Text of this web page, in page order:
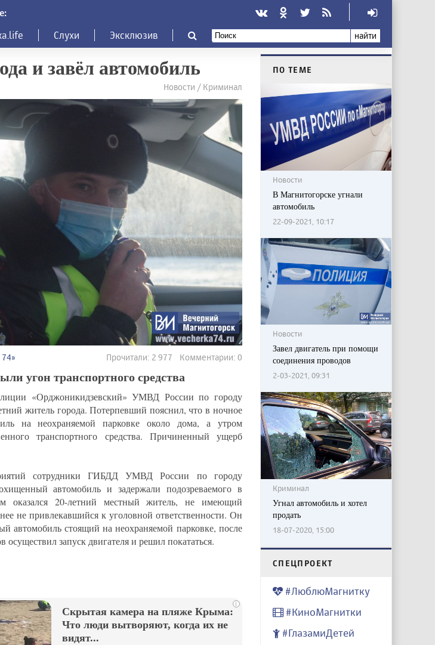
Слухи Эксклюзив найти
и завёл автомобиль
Новости / Криминал
Прочитали: 2 977 Комментарии: 0
угон транспортного средства
«Орджоникидзевский» УМВД России по городу
житель города. Потерпевший пояснил, что в ночное
на неохраняемой парковке около дома, а утром
транспортного средства. Причиненный ущерб
сотрудники ГИБДД УМВД России по городу
автомобиль и задержали подозреваемого в
оказался 20-летний местный житель, не имеющий
не привлекавшийся к уголовной ответственности. Он
автомобиль стоящий на неохраняемой парковке, после
осуществил запуск двигателя и решил покататься.
i
Скрытая камера на пляже Крыма:
Что люди вытворяют, когда их не
видят...
ПО ТЕМЕ
Новости
В Магнитогорске угнали
автомобиль
22-09-2021, 10:17
Новости
Завел двигатель при помощи
соединения проводов
2-03-2021, 09:31
Криминал
Угнал автомобиль и хотел
продать
18-07-2020, 15:00
CПЕЦПРОЕКТ
#ЛюблюМагнитку
#КиноМагнитки
#ГлазамиДетей